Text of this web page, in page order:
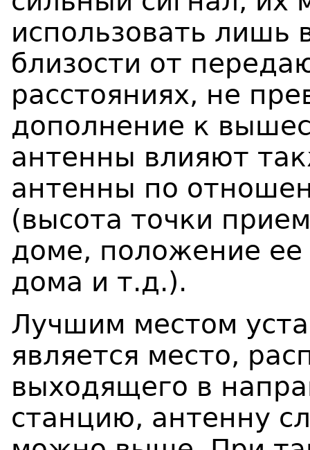
использовать лишь
близости от
расстояниях, не
дополнение к
антенны влияют
антенны по
(высота точки
доме, положение
дома и т.д.).
Лучшим местом
является место,
выходящего в
станцию, антенну